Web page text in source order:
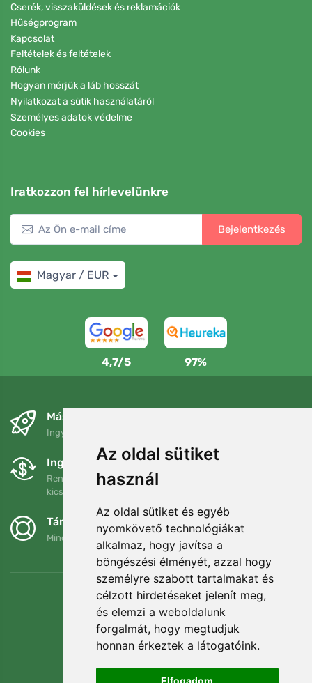
Az oldal sütiket
használ
Az oldal sütiket és egyéb
nyomkövető technológiákat
alkalmaz, hogy javítsa a
böngészési élményét, azzal hogy
személyre szabott tartalmakat és
célzott hirdetéseket jelenít meg,
és elemzi a weboldalunk
forgalmát, hogy megtudjuk
honnan érkeztek a látogatóink.
Elfogadom
Cserék, visszaküldések és reklamációk
Hűségprogram
Kapcsolat
Feltételek és feltételek
Rólunk
Hogyan mérjük a láb hosszát
Nyilatkozat a sütik használatáról
Személyes adatok védelme
Cookies
Iratkozzon fel hírlevelünkre
Bejelentkezés
Magyar / EUR
4,7/5 97%
Másnapra és ingyenesen
Ingyenes szállítás a következő összeg felett: 80 EUR
Ingyenes csere és visszaküldés
Rendelését 90 napon belül bármikor visszaküldheti vagy
kicserélheti.
Támogatjuk a Trees.org-ot
Minden megrendelésért ültetünk egy fát! Bővebben